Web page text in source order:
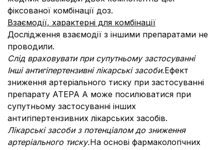
фіксованої комбінації доз.
Взаємодії, характерні для комбінації
Дослідження взаємодії з іншими препаратами не
проводили.
Слід враховувати при супутньому застосуванні
Інші антигіпертензивні лікарські засоби.Ефект
зниження артеріального тиску при застосуванні
препарату АТЕРА А може посилюватися при
супутньому застосуванні інших
антигіпертензивних лікарських засобів.
Лікарські засоби з потенціалом до зниження
артеріального тиску.На основі фармакологічних